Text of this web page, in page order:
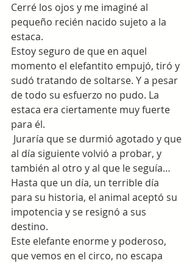
Cerré los ojos y me imaginé al
pequeño recién nacido sujeto a la
estaca.
Estoy seguro de que en aquel
momento el elefantito empujó, tiró y
sudó tratando de soltarse. Y a pesar
de todo su esfuerzo no pudo. La
estaca era ciertamente muy fuerte
para él.
al día siguiente volvió a probar, y
también al otro y al que le seguía…
Hasta que un día, un terrible día
para su historia, el animal aceptó su
impotencia y se resignó a sus
destino.
Este elefante enorme y poderoso,
que vemos en el circo, no escapa